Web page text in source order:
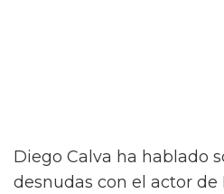
Diego Calva ha hablado
desnudas con el actor de